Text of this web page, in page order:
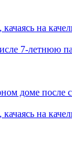
на
7-летнюю
доме после
на